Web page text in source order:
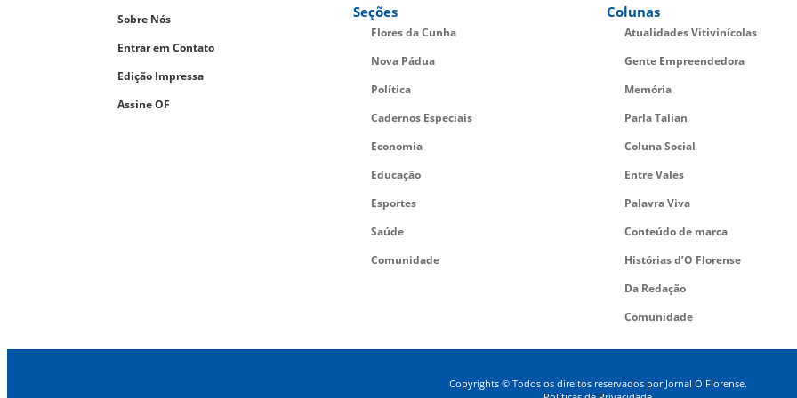
Sobre Nós
Entrar em Contato
Edição Impressa
Assine OF
Seções
Flores da Cunha
Nova Pádua
Política
Cadernos Especiais
Economia
Educação
Esportes
Saúde
Comunidade
Colunas
Atualidades Vitivinícolas
Gente Empreendedora
Memória
Parla Talian
Coluna Social
Entre Vales
Palavra Viva
Conteúdo de marca
Histórias d’O Florense
Da Redação
Comunidade
Copyrights © Todos os direitos reservados por Jornal O Florense.